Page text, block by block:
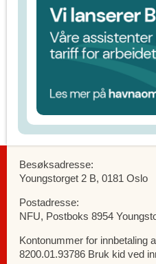
Besøksadresse:
Youngstorget 2 B, 0181 Oslo
Postadresse:
NFU, Postboks 8954
Kontonummer for innbetaling
8200.01.93786 Bruk kid ved